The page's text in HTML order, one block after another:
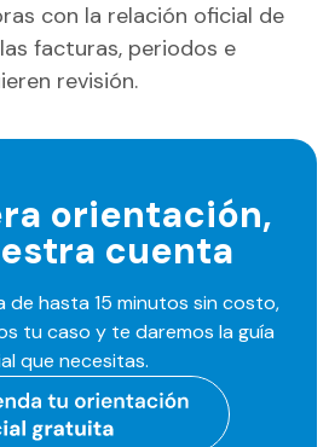
con la relación oficial de
facturas, periodos e
revisión.
orientación,
cuenta
de hasta 15 minutos sin costo,
tu caso y te daremos la guía
que necesitas.